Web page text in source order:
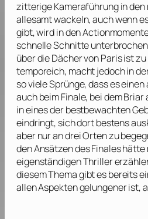
zitterige Kameraführung in den
allesamt wackeln, auch wenn
gibt, wird in den
schnelle Schnitte
über die Dächer von Paris ist
temporeich, macht jedoch in
so viele Sprünge, dass es
auch beim Finale, bei dem
in eines der bestbewachten
eindringt, sich dort bestens
aber nur an drei Orten zu
den Ansätzen des Finales hätte
eigenständigen Thriller
diesem Thema gibt es bereits
allen Aspekten gelungener ist,